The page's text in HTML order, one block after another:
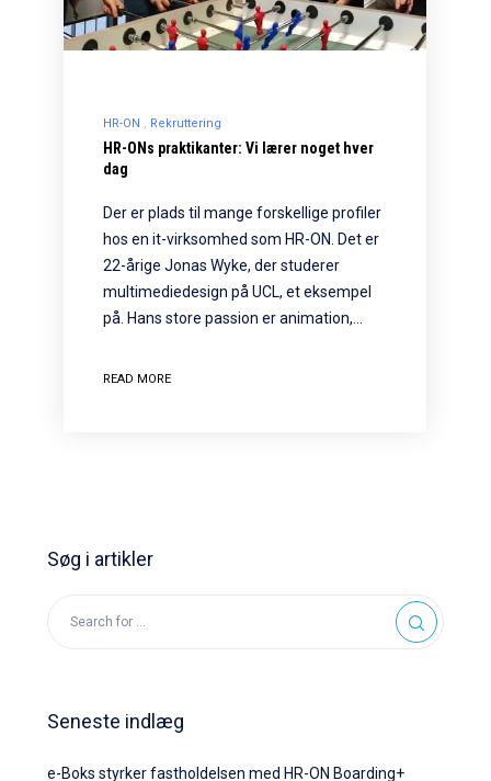
HR-ON Rekruttering
HR-ONs praktikanter: Vi lærer noget hver
dag
Der er plads til mange forskellige profiler
hos en it-virksomhed som HR-ON. Det er
22-årige Jonas Wyke, der studerer
multimediedesign på UCL, et eksempel
på. Hans store passion er animation,…
READ MORE
Søg i artikler
Seneste indlæg
e-Boks styrker fastholdelsen med HR-ON Boarding+